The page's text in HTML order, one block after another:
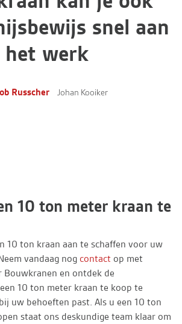
snel aan
het werk
Russcher Johan Kooiker
10 ton meter kraan te
10 ton kraan aan te schaffen voor uw
vandaag nog contact op met
Bouwkranen en ontdek de
10 ton meter kraan te koop te
uw behoeften past. Als u een 10 ton
staat ons deskundige team klaar om